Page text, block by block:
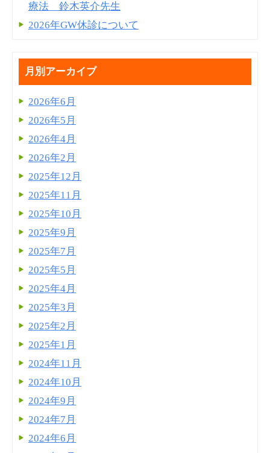
療法 鈴木英介先生
2026年GW休診について
月別アーカイブ
2026年6月
2026年5月
2026年4月
2026年2月
2025年12月
2025年11月
2025年10月
2025年9月
2025年7月
2025年5月
2025年4月
2025年3月
2025年2月
2025年1月
2024年11月
2024年10月
2024年9月
2024年7月
2024年6月